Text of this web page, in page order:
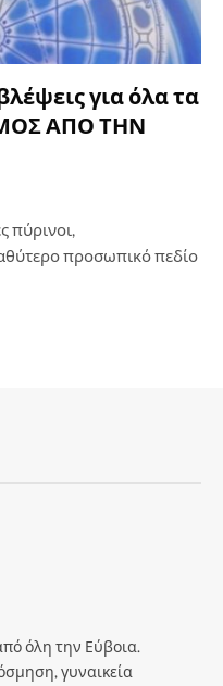
για όλα τα
ΑΠΟ ΤΗΝ
πύρινοι,
προσωπικό πεδίο
όλη την Εύβοια.
γυναικεία